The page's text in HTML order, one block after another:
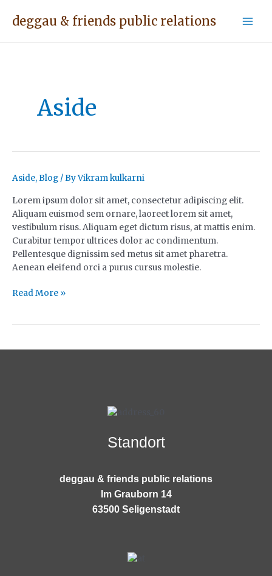
deggau & friends public relations
Aside
Aside,Blog / ByVikram kulkarni
Lorem ipsum dolor sit amet, consectetur adipiscing elit.
Aliquam euismod sem ornare, laoreet lorem sit amet,
vestibulum risus. Aliquam eget dictum risus, at mattis enim.
Curabitur tempor ultrices dolor ac condimentum.
Pellentesque dignissim sed metus sit amet pharetra.
Aenean eleifend orci a purus cursus molestie.
Aside
Read More »
Standort
deggau & friends public relations
Im Grauborn 14
63500 Seligenstadt